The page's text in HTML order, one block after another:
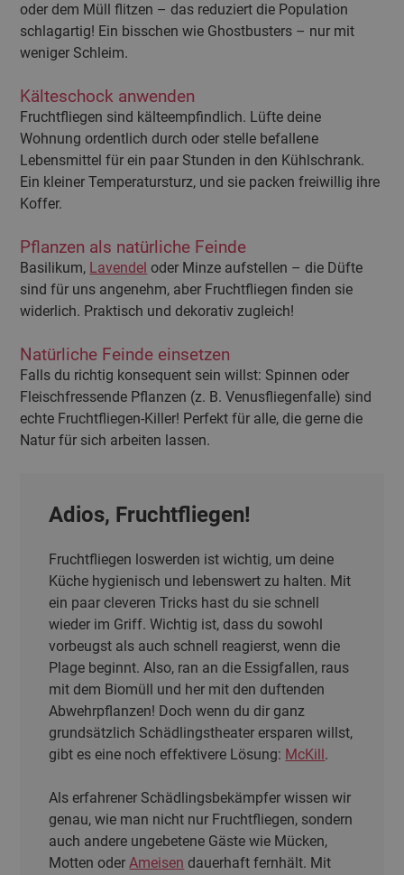
oder dem Müll flitzen – das reduziert die Population
schlagartig! Ein bisschen wie Ghostbusters – nur mit
weniger Schleim.
Kälteschock anwenden
Fruchtfliegen sind kälteempfindlich. Lüfte deine
Wohnung ordentlich durch oder stelle befallene
Lebensmittel für ein paar Stunden in den Kühlschrank.
Ein kleiner Temperatursturz, und sie packen freiwillig ihre
Koffer.
Pflanzen als natürliche Feinde
Basilikum, Lavendel oder Minze aufstellen – die Düfte
sind für uns angenehm, aber Fruchtfliegen finden sie
widerlich. Praktisch und dekorativ zugleich!
Natürliche Feinde einsetzen
Falls du richtig konsequent sein willst: Spinnen oder
Fleischfressende Pflanzen (z. B. Venusfliegenfalle) sind
echte Fruchtfliegen-Killer! Perfekt für alle, die gerne die
Natur für sich arbeiten lassen.
Adios, Fruchtfliegen!
Fruchtfliegen loswerden ist wichtig, um deine
Küche hygienisch und lebenswert zu halten. Mit
ein paar cleveren Tricks hast du sie schnell
wieder im Griff. Wichtig ist, dass du sowohl
vorbeugst als auch schnell reagierst, wenn die
Plage beginnt. Also, ran an die Essigfallen, raus
mit dem Biomüll und her mit den duftenden
Abwehrpflanzen! Doch wenn du dir ganz
grundsätzlich Schädlingstheater ersparen willst,
gibt es eine noch effektivere Lösung: McKill.
Als erfahrener Schädlingsbekämpfer wissen wir
genau, wie man nicht nur Fruchtfliegen, sondern
auch andere ungebetene Gäste wie Mücken,
Motten oderAmeisen dauerhaft fernhält. Mit